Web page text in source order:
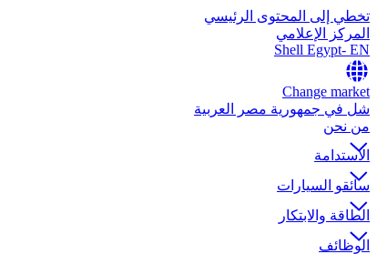
تخطي إلى المحتوى الرئيسي
المركز الإعلامي
Shell Egypt- EN
Change market
شل في جمهورية مصر العربية
من نحن
الاستدامة
سائقو السيارات
الطاقة والابتكار
الوظائف